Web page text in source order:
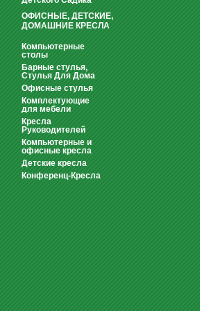
ОФИСНЫЕ, ДЕТСКИЕ,
ДОМАШНИЕ КРЕСЛА
Компьютерные
столы
Барные стулья,
Стулья Для Дома
Офисные стулья
Комплектующие
для мебели
Кресла
Руководителей
Компьютерные и
офисные кресла
Детские кресла
Конференц-Кресла